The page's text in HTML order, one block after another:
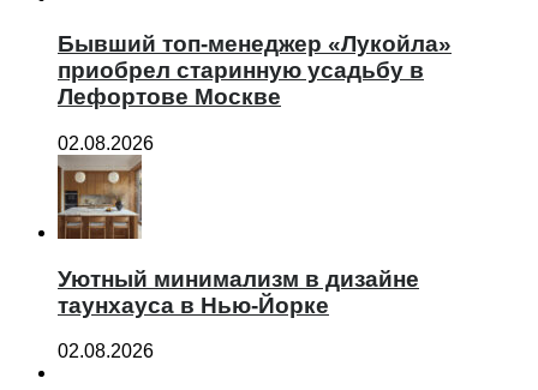
Бывший топ-менеджер «Лукойла»
приобрел старинную усадьбу в
Лефортове Москве
02.08.2026
Уютный минимализм в дизайне
таунхауса в Нью-Йорке
02.08.2026